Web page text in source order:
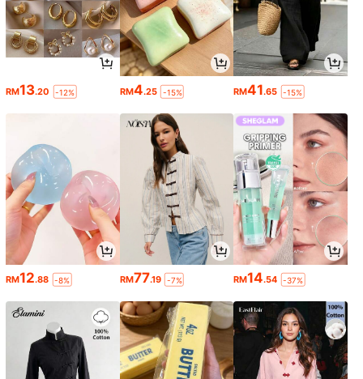
RM13.20 -12% RM4.25 -15% RM41.65 -15%
RM12.88 -8% RM77.19 -7% RM14.54 -37%